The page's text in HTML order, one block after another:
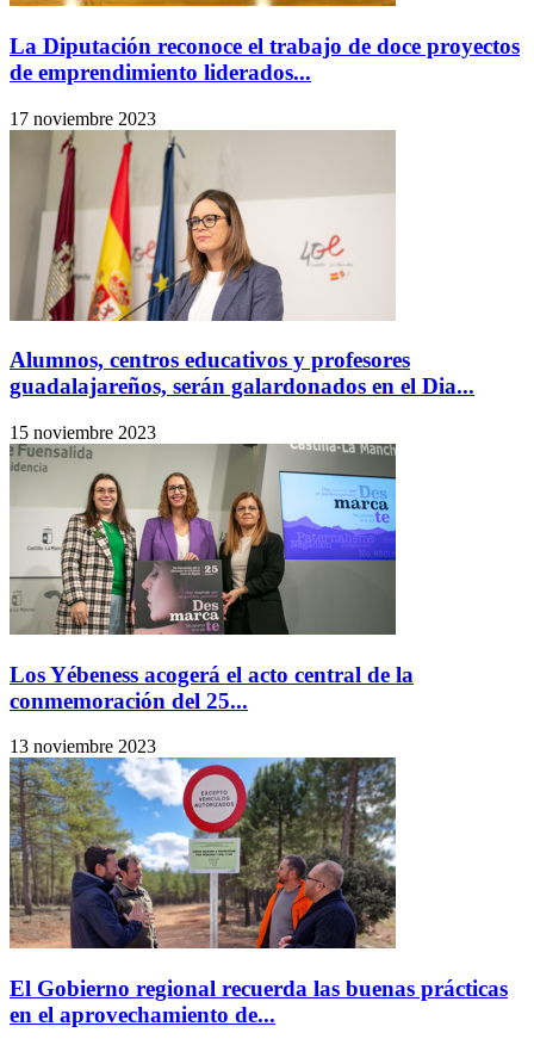
La Diputación reconoce el trabajo de doce proyectos
de emprendimiento liderados...
17 noviembre 2023
Alumnos, centros educativos y profesores
guadalajareños, serán galardonados en el Dia...
15 noviembre 2023
Los Yébeness acogerá el acto central de la
conmemoración del 25...
13 noviembre 2023
El Gobierno regional recuerda las buenas prácticas
en el aprovechamiento de...